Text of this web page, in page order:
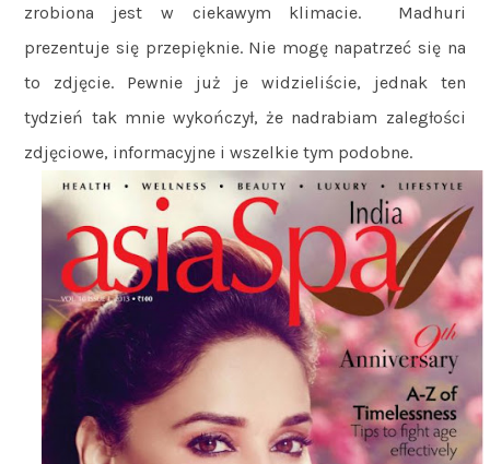
zrobiona jest w ciekawym klimacie. Madhuri
prezentuje się przepięknie. Nie mogę napatrzeć się na
to zdjęcie. Pewnie już je widzieliście, jednak ten
tydzień tak mnie wykończył, że nadrabiam zaległości
zdjęciowe, informacyjne i wszelkie tym podobne.